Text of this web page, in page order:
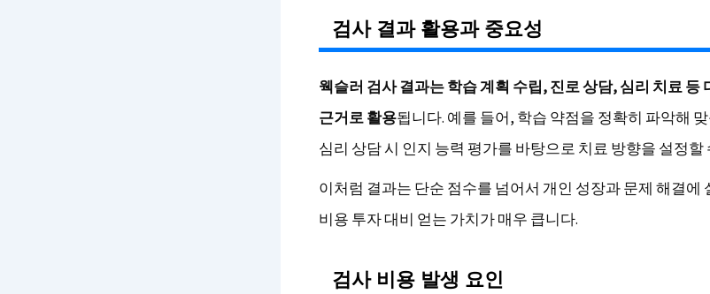
검사 결과 활용과 중요성
웩슬러 검사 결과는 학습 계획 수립, 진로 상담, 심리 치료 등
근거로 활용됩니다. 예를 들어, 학습 약점을 정확히 파악해
심리 상담 시 인지 능력 평가를 바탕으로 치료 방향을 설정할
이처럼 결과는 단순 점수를 넘어서 개인 성장과 문제 해결에
비용 투자 대비 얻는 가치가 매우 큽니다.
검사 비용 발생 요인